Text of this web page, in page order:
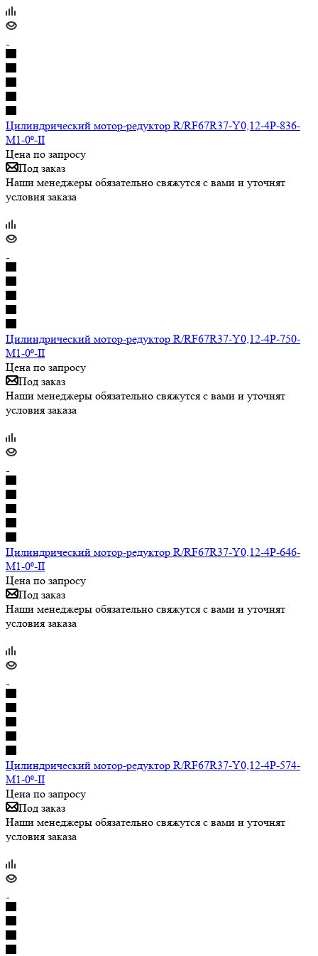
Цилиндрический мотор-редуктор R/RF67R37-Y0,12-4P-836-
M1-0⁰-II
Цена по запросу
Под заказ
Наши менеджеры обязательно свяжутся с вами и уточнят
условия заказа
Цилиндрический мотор-редуктор R/RF67R37-Y0,12-4P-750-
M1-0⁰-II
Цена по запросу
Под заказ
Наши менеджеры обязательно свяжутся с вами и уточнят
условия заказа
Цилиндрический мотор-редуктор R/RF67R37-Y0,12-4P-646-
M1-0⁰-II
Цена по запросу
Под заказ
Наши менеджеры обязательно свяжутся с вами и уточнят
условия заказа
Цилиндрический мотор-редуктор R/RF67R37-Y0,12-4P-574-
M1-0⁰-II
Цена по запросу
Под заказ
Наши менеджеры обязательно свяжутся с вами и уточнят
условия заказа